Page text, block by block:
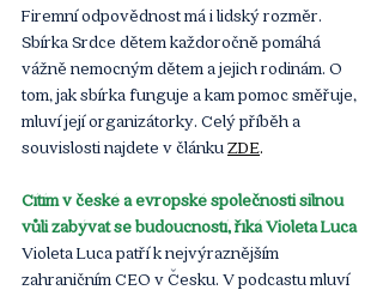
Firemní odpovědnost má i lidský rozměr.
Sbírka Srdce dětem každoročně pomáhá
vážně nemocným dětem a jejich rodinám. O
tom, jak sbírka funguje a kam pomoc směřuje,
mluví její organizátorky. Celý příběh a
souvislosti najdete v článku ZDE.
Cítím v české a evropské společnosti silnou
vůli zabývat se budoucností, říká Violeta Luca
Violeta Luca patří k nejvýraznějším
zahraničním CEO v Česku. V podcastu mluví